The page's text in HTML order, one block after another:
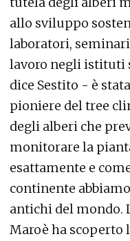
allo sviluppo
laboratori,
lavoro negli istituti
dice Sestito - è
pioniere del tree
degli alberi che
monitorare la
esattamente e
continente
antichi del mondo.
Maroè ha scoperto